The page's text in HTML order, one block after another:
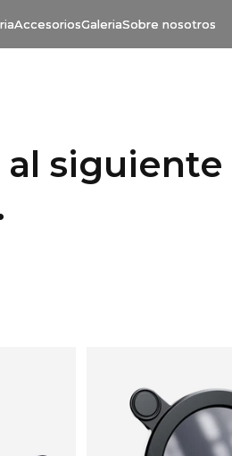
AccesoriosGaleriaSobre nosotros